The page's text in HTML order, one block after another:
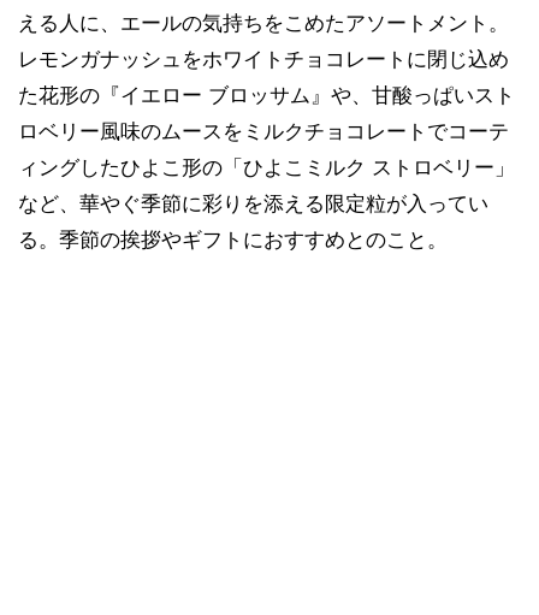
える人に、エールの気持ちをこめたアソートメント。
レモンガナッシュをホワイトチョコレートに閉じ込め
た花形の『イエロー ブロッサム』や、甘酸っぱいスト
ロベリー風味のムースをミルクチョコレートでコーテ
ィングしたひよこ形の「ひよこミルク ストロベリー」
など、華やぐ季節に彩りを添える限定粒が入ってい
る。季節の挨拶やギフトにおすすめとのこと。